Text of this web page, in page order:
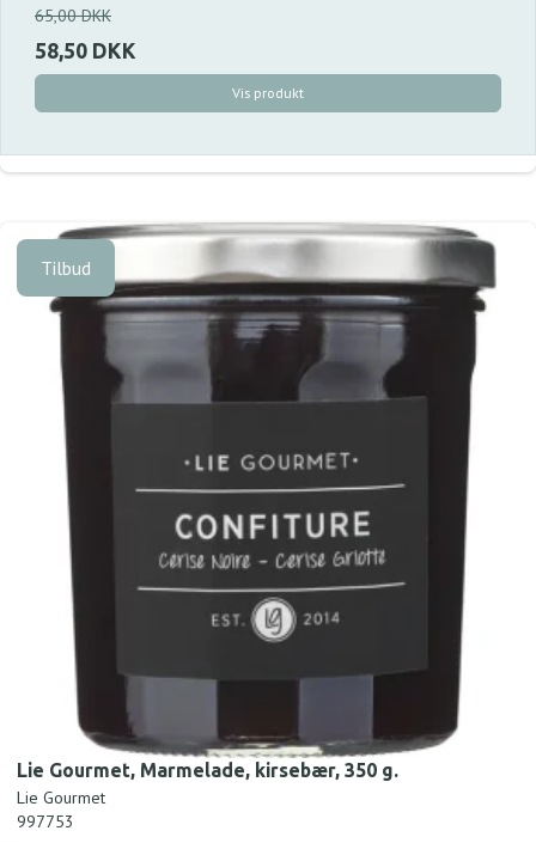
65,00 DKK
58,50 DKK
Vis produkt
Tilbud
Lie Gourmet, Marmelade, kirsebær, 350 g.
Lie Gourmet
997753